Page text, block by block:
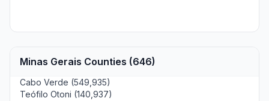
Minas Gerais Counties (646)
Cabo Verde (549,935)
Teófilo Otoni (140,937)